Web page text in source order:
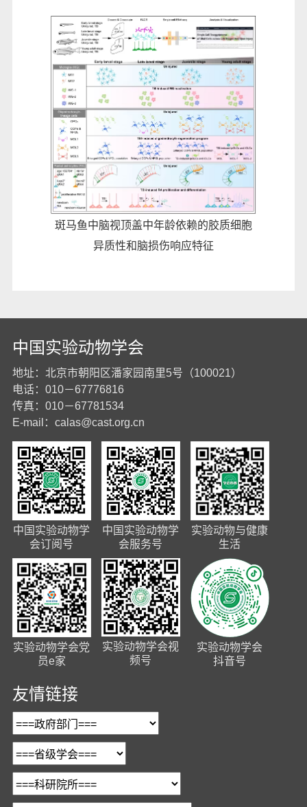
斑马鱼中脑视顶盖中年龄依赖的胶质细胞
异质性和脑损伤响应特征
中国实验动物学会
地址：北京市朝阳区潘家园南里5号（100021）
电话：010－67776816
传真：010－67781534
E-mail： calas@cast.org.cn
中国实验动物学
会订阅号
中国实验动物学
会服务号
实验动物与健康
生活
实验动物学会党
员e家
实验动物学会视
频号
实验动物学会
抖音号
友情链接